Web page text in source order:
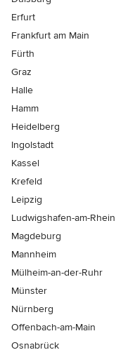
Erfurt
Frankfurt am Main
Fürth
Graz
Halle
Hamm
Heidelberg
Ingolstadt
Kassel
Krefeld
Leipzig
Ludwigshafen-am-Rhein
Magdeburg
Mannheim
Mülheim-an-der-Ruhr
Münster
Nürnberg
Offenbach-am-Main
Osnabrück